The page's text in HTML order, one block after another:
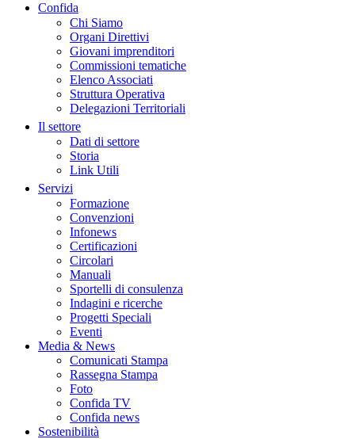
Confida
Chi Siamo
Organi Direttivi
Giovani imprenditori
Commissioni tematiche
Elenco Associati
Struttura Operativa
Delegazioni Territoriali
Il settore
Dati di settore
Storia
Link Utili
Servizi
Formazione
Convenzioni
Infonews
Certificazioni
Circolari
Manuali
Sportelli di consulenza
Indagini e ricerche
Progetti Speciali
Eventi
Media & News
Comunicati Stampa
Rassegna Stampa
Foto
Confida TV
Confida news
Sostenibilità